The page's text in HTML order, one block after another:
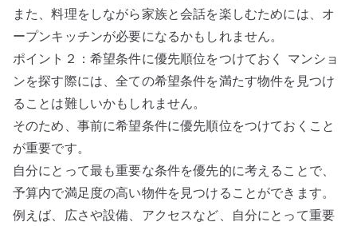
また、料理をしながら家族と会話を楽しむためには、オ
ープンキッチンが必要になるかもしれません。
ポイント２：希望条件に優先順位をつけておく マンショ
ンを探す際には、全ての希望条件を満たす物件を見つけ
ることは難しいかもしれません。
そのため、事前に希望条件に優先順位をつけておくこと
が重要です。
自分にとって最も重要な条件を優先的に考えることで、
予算内で満足度の高い物件を見つけることができます。
例えば、広さや設備、アクセスなど、自分にとって重要